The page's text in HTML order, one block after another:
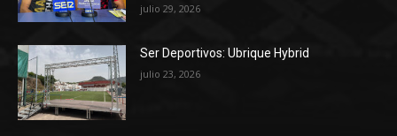
julio 29, 2026
Ser Deportivos: Ubrique Hybrid
julio 23, 2026